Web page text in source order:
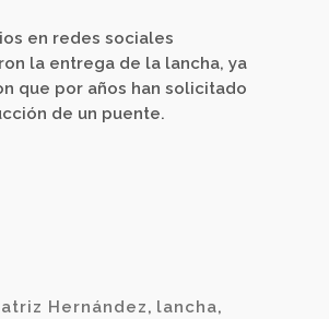
en redes sociales
la entrega de la lancha, ya
que por años han solicitado
de un puente.
Hernández, lancha,